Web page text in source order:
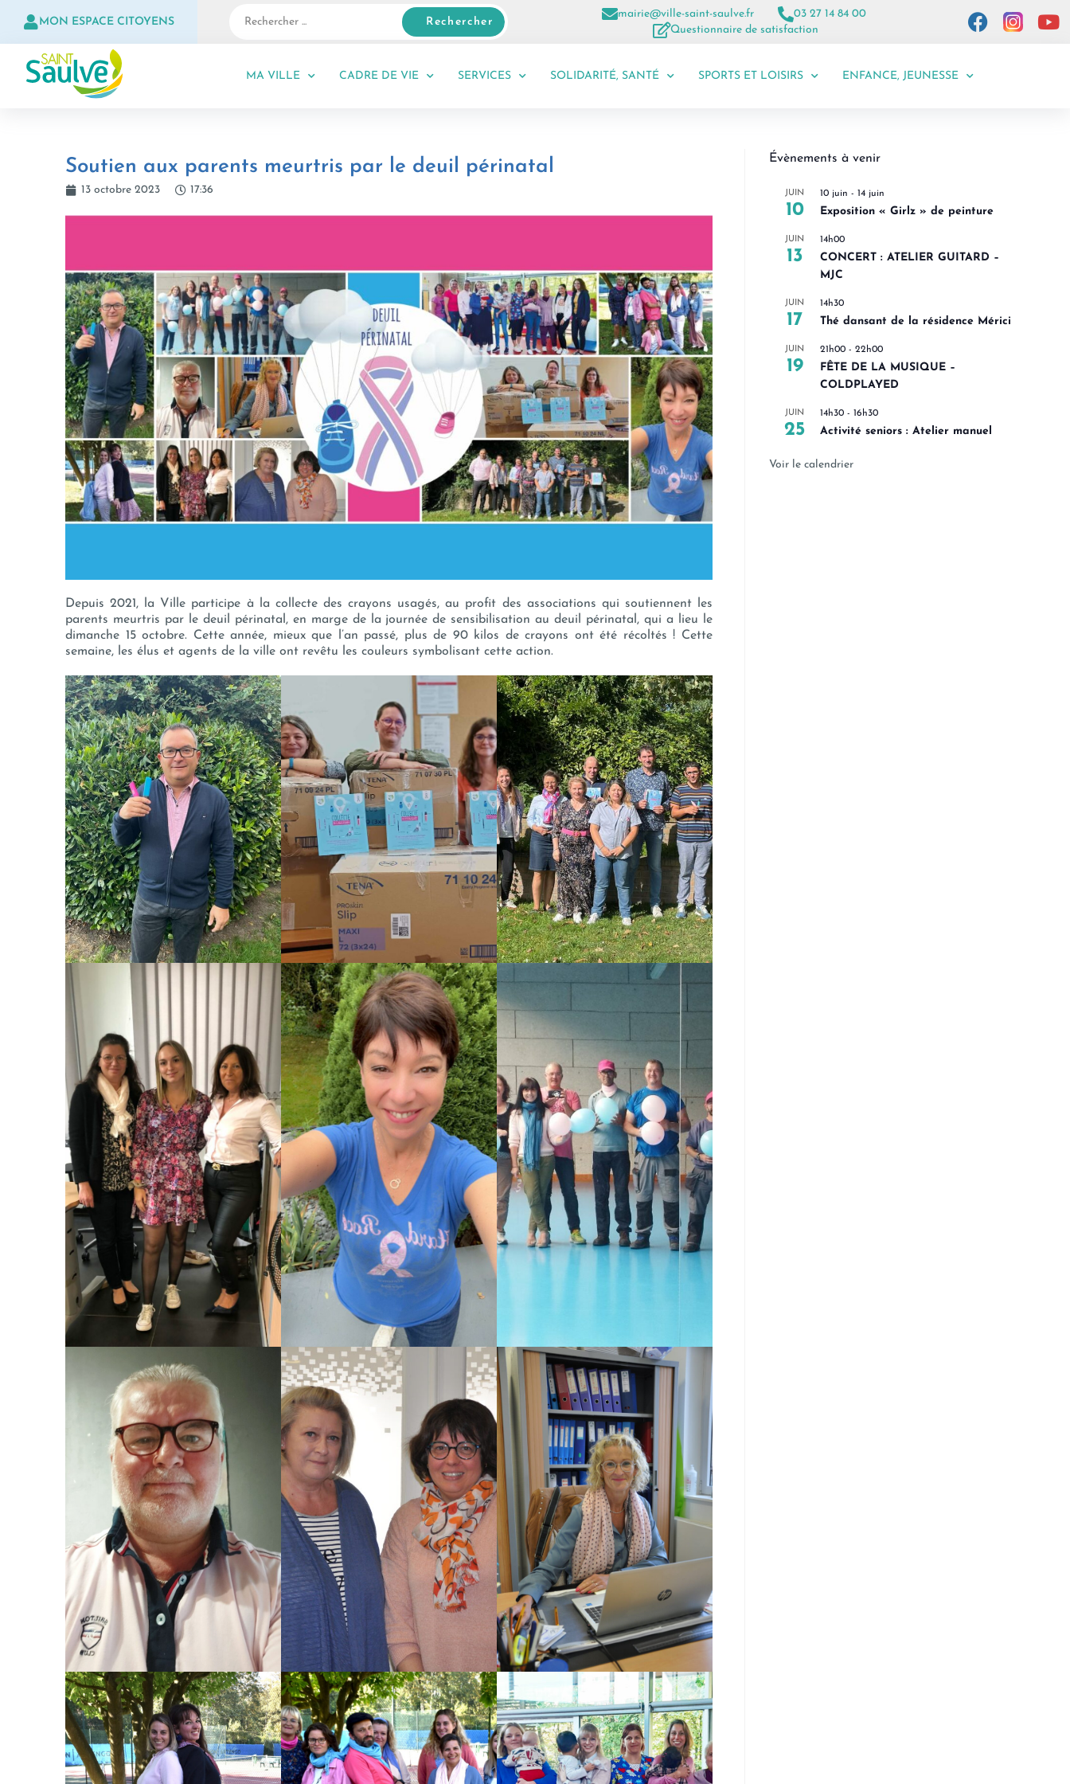
MON ESPACE CITOYENS Rechercher
mairie@ville-saint-saulve.fr
03 27 14 84 00
Questionnaire de satisfaction
MA VILLE CADRE DE VIE SERVICES SOLIDARITÉ, SANTÉ SPORTS ET LOISIRS ENFANCE, JEUNESSE
Soutien aux parents meurtris par le deuil périnatal
13 octobre 2023 17:36
Depuis 2021, la Ville participe à la collecte des crayons usagés, au profit des associations qui soutiennent les
parents meurtris par le deuil périnatal, en marge de la journée de sensibilisation au deuil périnatal, qui a lieu le
dimanche 15 octobre. Cette année, mieux que l’an passé, plus de 90 kilos de crayons ont été récoltés ! Cette
semaine, les élus et agents de la ville ont revêtu les couleurs symbolisant cette action.
Évènements à venir
JUIN
10
10 juin - 14 juin
Exposition « Girlz » de peinture
JUIN
13
14h00
CONCERT : ATELIER GUITARD –
MJC
JUIN
17
14h30
Thé dansant de la résidence Mérici
JUIN
19
21h00 - 22h00
FÊTE DE LA MUSIQUE –
COLDPLAYED
JUIN
25
14h30 - 16h30
Activité seniors : Atelier manuel
Voir le calendrier